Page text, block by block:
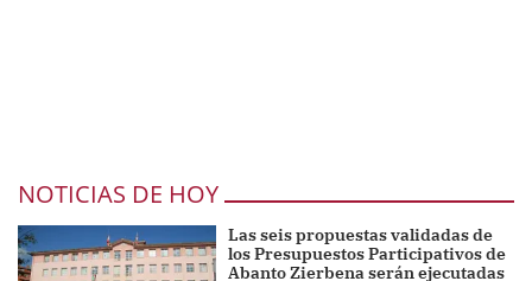
NOTICIAS DE HOY
Las seis propuestas validadas de
los Presupuestos Participativos de
Abanto Zierbena serán ejecutadas